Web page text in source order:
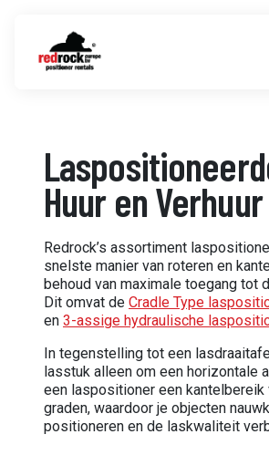
Huur en Verhuur
Redrock’s assortiment
snelste manier van roteren en
behoud van maximale toegang tot
Dit omvat de Cradle Type
en 3-assige hydraulische
In tegenstelling tot een
lasstuk alleen om een horizontale
een laspositioner een kantelbereik
graden, waardoor je objecten
positioneren en de laskwaliteit